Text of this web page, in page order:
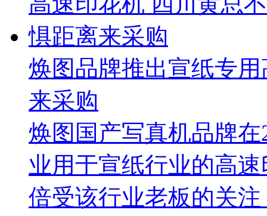
焕图品牌推出宣纸专
来采购
焕图国产写真机品牌
业用于宣纸行业的高
倍受该行业老板的关